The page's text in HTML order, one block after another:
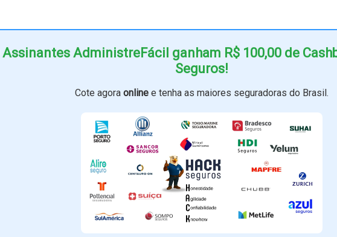
Assinantes AdministreFácil ganham R$ 100,00 de
Seguros!
Cote agora online e tenha as maiores seguradoras do Brasil.